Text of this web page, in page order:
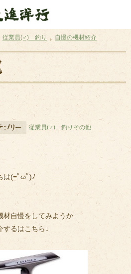
従業員(♂) 釣り 自慢の機材紹介
従業員(♂) 釣り その他
は(=ﾟωﾟ)ﾉ
材自慢をしてみようか
するはこちら↓